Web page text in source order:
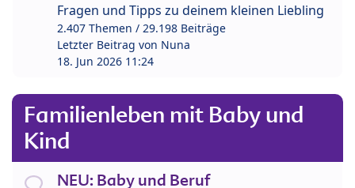
Fragen und Tipps zu deinem kleinen Liebling
2.407 Themen / 29.198 Beiträge
Letzter Beitrag von Nuna
18. Jun 2026 11:24
Familienleben mit Baby und
Kind
NEU: Baby und Beruf